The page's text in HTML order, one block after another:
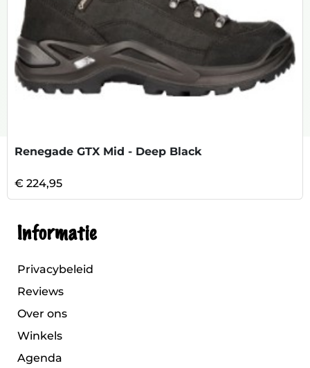
Renegade GTX Mid - Deep Black
€ 224,95
Informatie
Privacybeleid
Reviews
Over ons
Winkels
Agenda